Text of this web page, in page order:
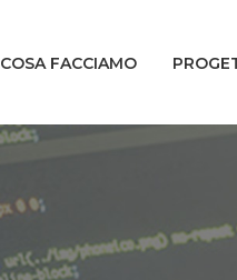
COSA FACCIAMO